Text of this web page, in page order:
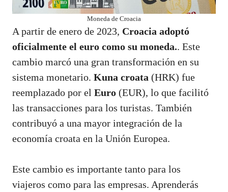
Moneda de Croacia
A partir de enero de 2023, Croacia adoptó
oficialmente el euro como su moneda.. Este
cambio marcó una gran transformación en su
sistema monetario. Kuna croata (HRK) fue
reemplazado por el Euro (EUR), lo que facilitó
las transacciones para los turistas. También
contribuyó a una mayor integración de la
economía croata en la Unión Europea.
Este cambio es importante tanto para los
viajeros como para las empresas. Aprenderás